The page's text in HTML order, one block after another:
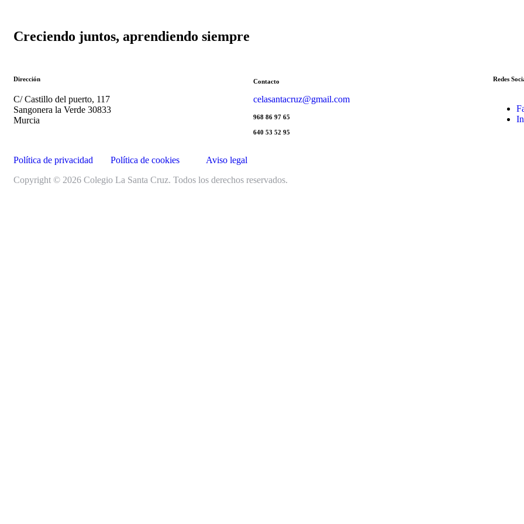
Creciendo juntos, aprendiendo siempre
Dirección
C/ Castillo del puerto, 117
Sangonera la Verde 30833
Murcia
Contacto
celasantacruz@gmail.com
968 86 97 65
640 53 52 95
Redes
Política de privacidad Política de cookies
Aviso legal
Copyright © 2026 Colegio La Santa Cruz. Todos los derechos reservados.